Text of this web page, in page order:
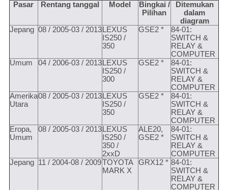
Pasar
Rentang tanggal Model
Bingkai /
Pilihan
Ditemukan
dalam
diagram
Jepang 08 / 2005-03 / 2013LEXUS
IS250 /
350
GSE2 *
84-01:
SWITCH &
RELAY &
COMPUTER
Umum
04 / 2006-03 / 2013LEXUS
IS250 /
300
GSE2 *
84-01:
SWITCH &
RELAY &
COMPUTER
Amerika
Utara
08 / 2005-03 / 2013LEXUS
IS250 /
350
GSE2 *
84-01:
SWITCH &
RELAY &
COMPUTER
Eropa,
Umum
08 / 2005-03 / 2013LEXUS
IS250 /
350 /
2xxD
ALE20,
GSE2 *
84-01:
SWITCH &
RELAY &
COMPUTER
Jepang 11 / 2004-08 / 2009TOYOTA
MARK X
GRX12 * 84-01:
SWITCH &
RELAY &
COMPUTER